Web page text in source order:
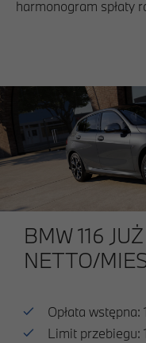
harmonogram spłaty
BMW 116
NETTO/
Opłata wstępna:
Limit przebiegu: